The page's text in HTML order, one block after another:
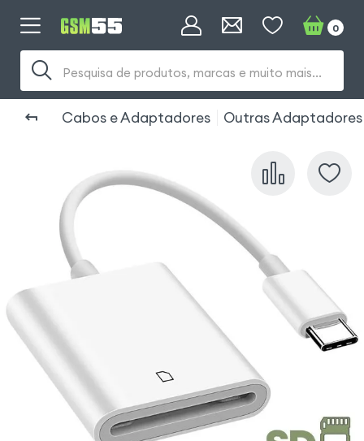
Pesquisa de produtos, marcas e muito mais...
0
Cabos e Adaptadores Outras Adaptadores